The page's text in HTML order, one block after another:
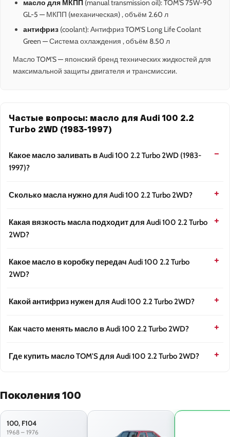
масло для МКПП (manual transmission oil): TOM'S 75W-90
GL-5 — МКПП (механическая) , объём 2.60 л
антифриз (coolant): Антифриз TOM'S Long Life Coolant
Green — Система охлаждения , объём 8.50 л
Масло TOM'S — японский бренд технических жидкостей для
максимальной защиты двигателя и трансмиссии.
Частые вопросы: масло для Audi 100 2.2
Turbo 2WD (1983-1997)
Какое масло заливать в Audi 100 2.2 Turbo 2WD (1983-
1997)?
Сколько масла нужно для Audi 100 2.2 Turbo 2WD?
Какая вязкость масла подходит для Audi 100 2.2 Turbo
2WD?
Какое масло в коробку передач Audi 100 2.2 Turbo
2WD?
Какой антифриз нужен для Audi 100 2.2 Turbo 2WD?
Как часто менять масло в Audi 100 2.2 Turbo 2WD?
Где купить масло TOM'S для Audi 100 2.2 Turbo 2WD?
Поколения 100
100, F104
1968 – 1976